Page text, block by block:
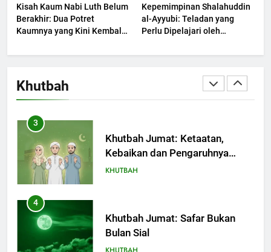
Kisah Kaum Nabi Luth Belum
Berakhir: Dua Potret
Kaumnya yang Kini Kembali
Kepemimpinan Shalahuddin
al-Ayyubi: Teladan yang
Perlu Dipelajari oleh
(2)
Khutbah
Berjaya?
KHUTBAH
Khutbah Jumat: Melihat
Limpahan Nikmat Allah
3
Khutbah Jumat: Ketaatan,
Kebaikan dan Pengaruhnya
dalam Jiwa Manusia
KHUTBAH
4
Khutbah Jumat: Safar Bukan
Bulan Sial